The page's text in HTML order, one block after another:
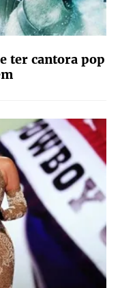
ter cantora pop